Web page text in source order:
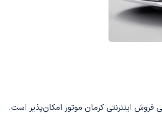
اینترنتی کرمان موتور امکان‌پذیر است.